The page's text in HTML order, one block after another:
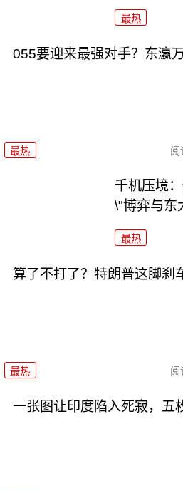
最热
055要迎来最强对手？东瀛
最热 阅
千机压境
\"博弈与东
最热
算了不打了？特朗普这脚刹
最热 阅
一张图让印度陷入死寂，五